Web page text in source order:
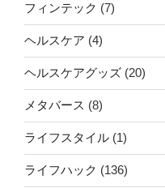
フィンテック (7)
ヘルスケア (4)
ヘルスケアグッズ (20)
メタバース (8)
ライフスタイル (1)
ライフハック (136)